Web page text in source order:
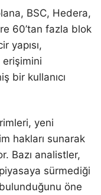
BSC, Hedera,
60’tan fazla blok
yapısı,
erişimini
bir kullanıcı
yeni
hakları sunarak
Bazı analistler,
sürmediği
öne